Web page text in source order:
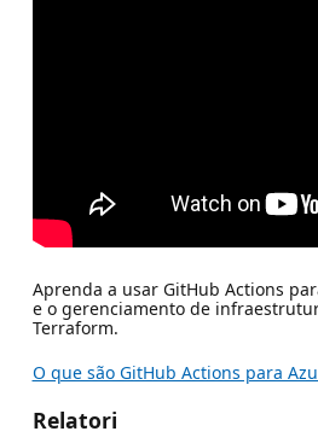
Aprenda a usar GitHub Actions
e o gerenciamento de
Terraform.
O que são GitHub Actions para
Relatori